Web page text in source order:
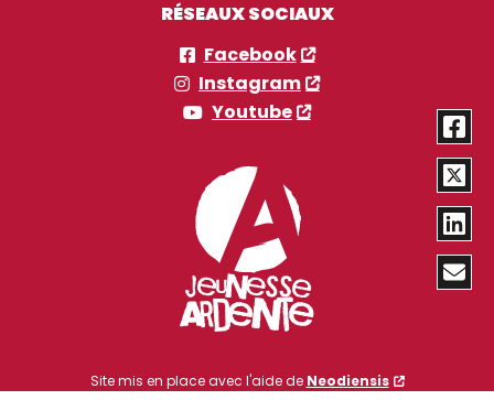
RÉSEAUX SOCIAUX
Facebook
Instagram
Youtube
Site mis en place avec l'aide de Neodiensis